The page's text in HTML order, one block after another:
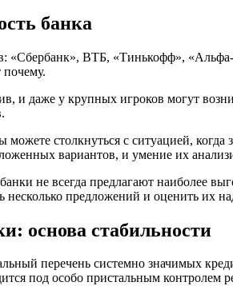
банка
«Сбербанк», ВТБ, «Тинькофф»,
почему.
даже у крупных игроков могут
столкнуться с ситуацией,
вариантов, и умение их
не всегда предлагают наиболее
несколько предложений и оценить их
основа стабильности
перечень системно значимых
под особо пристальным контролем